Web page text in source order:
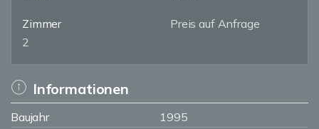
Zimmer
2
Preis auf Anfrage
Informationen
Baujahr
1995